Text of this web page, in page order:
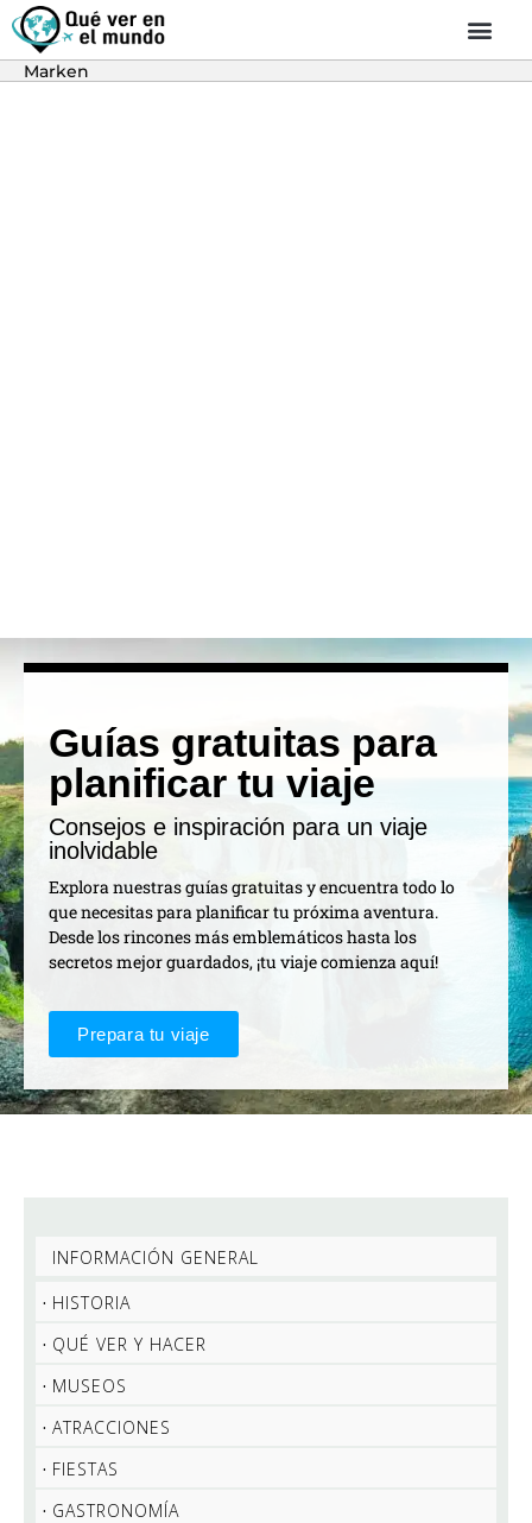
Marken
Guías gratuitas para
planificar tu viaje
Consejos e inspiración para un viaje
inolvidable
Explora nuestras guías gratuitas y encuentra todo lo
que necesitas para planificar tu próxima aventura.
Desde los rincones más emblemáticos hasta los
secretos mejor guardados, ¡tu viaje comienza aquí!
Prepara tu viaje
INFORMACIÓN GENERAL
HISTORIA
QUÉ VER Y HACER
MUSEOS
ATRACCIONES
FIESTAS
GASTRONOMÍA